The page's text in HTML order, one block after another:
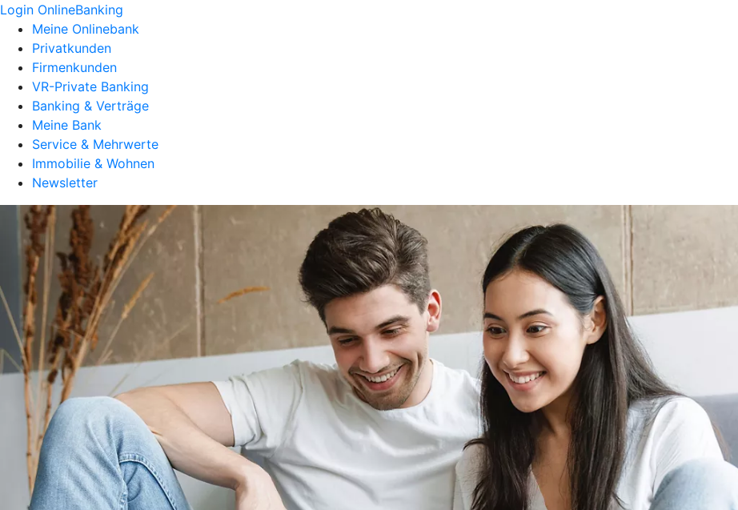
Login OnlineBanking
Meine Onlinebank
Privatkunden
Firmenkunden
VR-Private Banking
Banking & Verträge
Meine Bank
Service & Mehrwerte
Immobilie & Wohnen
Newsletter